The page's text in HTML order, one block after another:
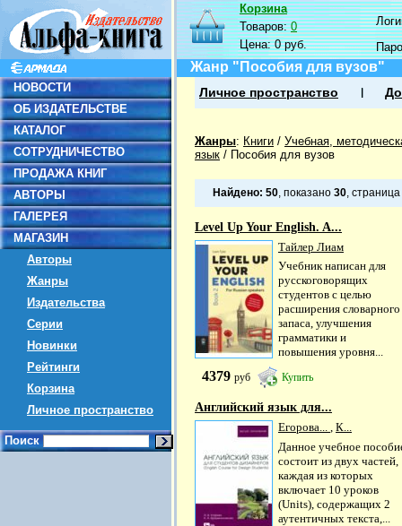
НОВОСТИ
ОБ ИЗДАТЕЛЬСТВЕ
КАТАЛОГ
СОТРУДНИЧЕСТВО
ПРОДАЖА КНИГ
АВТОРЫ
ГАЛЕРЕЯ
МАГАЗИН
Авторы
Жанры
Издательства
Серии
Новинки
Рейтинги
Корзина
Личное пространство
Поиск
Корзина
Товаров:0
Цена:0 руб.
Жанр "Пособия для вузов"
Личное пространство
Жанры: Книги / Учебная,
язык / Пособия для вузов
Найдено: 50, показано 30, страница
Level Up Your English. A...
Тайлер Лиам
Учебник написан для
русскоговорящих
студентов с целью
расширения словарного
запаса, улучшения
грамматики и
повышения уровня...
4379 руб Купить
Английский язык для...
Егорова... , К...
Данное учебное
состоит из двух частей,
каждая из которых
включает 10 уроков
(Units), содержащих 2
аутентичных текста,...